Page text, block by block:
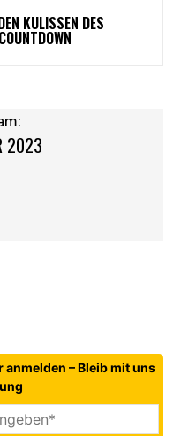
KULISSEN DES
2023
– Bleib mit uns